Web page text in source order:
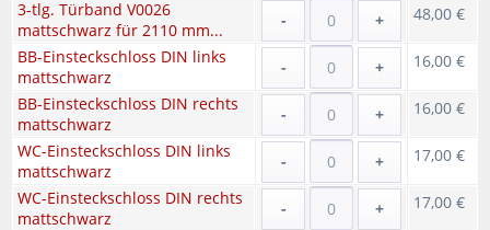
3-tlg. Türband V0026
mattschwarz für 2110 mm...
- + 48,00 €
BB-Einsteckschloss DIN links
mattschwarz
- + 16,00 €
BB-Einsteckschloss DIN rechts
mattschwarz
- + 16,00 €
WC-Einsteckschloss DIN links
mattschwarz
- + 17,00 €
WC-Einsteckschloss DIN rechts
mattschwarz
- + 17,00 €